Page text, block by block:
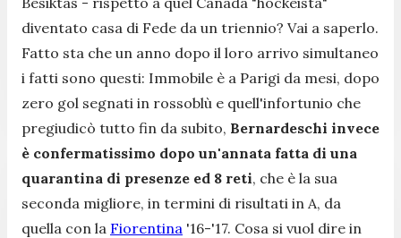
diventato casa di Fede da un triennio? Vai a saperlo.
Fatto sta che un anno dopo il loro arrivo simultaneo
i fatti sono questi: Immobile è a Parigi da mesi, dopo
zero gol segnati in rossoblù e quell'infortunio che
pregiudicò tutto fin da subito, Bernardeschi invece
è confermatissimo dopo un'annata fatta di una
quarantina di presenze ed 8 reti, che è la sua
seconda migliore, in termini di risultati in A, da
quella con la Fiorentina '16-'17. Cosa si vuol dire in